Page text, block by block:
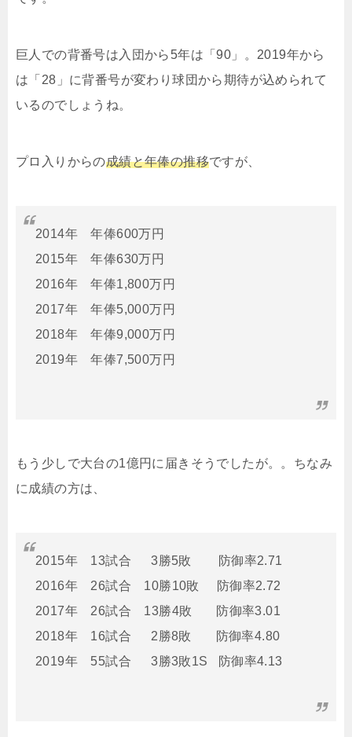
巨人での背番号は入団から5年は「90」。2019年から
は「28」に背番号が変わり球団から期待が込められて
いるのでしょうね。
プロ入りからの成績と年俸の推移ですが、
2014年 年俸600万円
2015年 年俸630万円
2016年 年俸1,800万円
2017年 年俸5,000万円
2018年 年俸9,000万円
2019年 年俸7,500万円
もう少しで大台の1億円に届きそうでしたが。。ちなみ
に成績の方は、
2015年 13試合 3勝5敗 防御率2.71
2016年 26試合 10勝10敗 防御率2.72
2017年 26試合 13勝4敗 防御率3.01
2018年 16試合 2勝8敗 防御率4.80
2019年 55試合 3勝3敗1S 防御率4.13